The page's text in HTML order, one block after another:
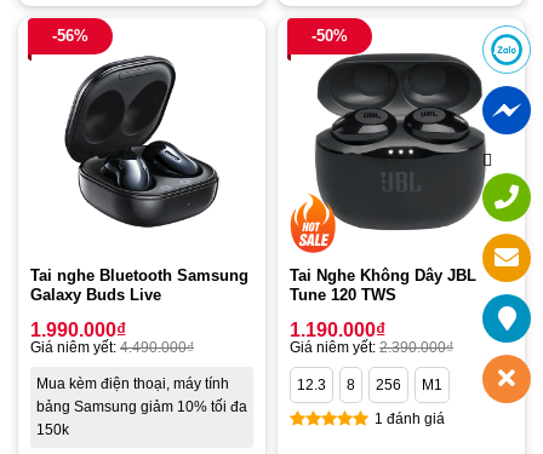
Rated5.00
out of 5
-56%
Tai nghe Bluetooth Samsung
Galaxy Buds Live
1.990.000₫
Giá niêm yết: 4.490.000₫
Mua kèm điện thoại, máy tính
bảng Samsung giảm 10% tối đa
150k
-50%
Tai Nghe Không Dây JBL
Tune 120 TWS
1.190.000₫
Giá niêm yết: 2.390.000₫
12.3 8 256
M1
1 đánh giá